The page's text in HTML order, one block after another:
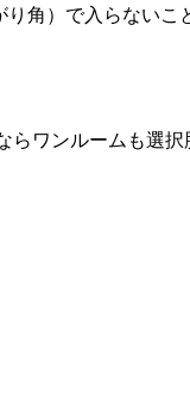
角）で入らないこ
ワンルームも選択